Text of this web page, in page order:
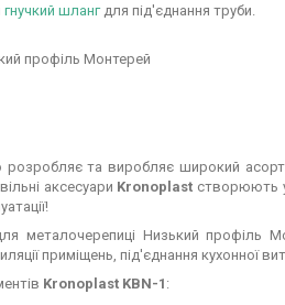
гнучкий шланг для під'єднання труби.
профіль Монтерей
розробляє та виробляє широкий
аксесуари Kronoplast створюють
металочерепиці Низький
приміщень, під'єднання кухонної
Kronoplast KBN-1 :